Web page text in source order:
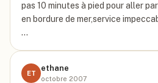
pas 10 minutes à pied pour aller
en bordure de mer,service
…
ET
ethane
octobre 2007